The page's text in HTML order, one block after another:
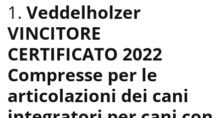
1. Veddelholzer
VINCITORE
CERTIFICATO 2022
Compresse per le
articolazioni dei cani